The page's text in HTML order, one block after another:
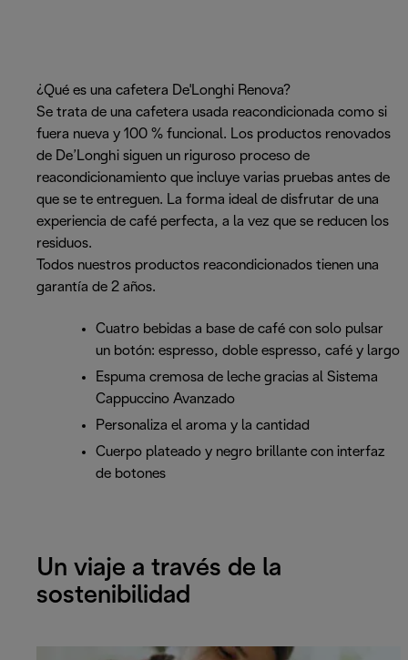
¿Qué es una cafetera De'Longhi Renova?
Se trata de una cafetera usada reacondicionada como si
fuera nueva y 100 % funcional. Los productos renovados
de De’Longhi siguen un riguroso proceso de
reacondicionamiento que incluye varias pruebas antes de
que se te entreguen. La forma ideal de disfrutar de una
experiencia de café perfecta, a la vez que se reducen los
residuos.
Todos nuestros productos reacondicionados tienen una
garantía de 2 años.
Cuatro bebidas a base de café con solo pulsar
un botón: espresso, doble espresso, café y largo
Espuma cremosa de leche gracias al Sistema
Cappuccino Avanzado
Personaliza el aroma y la cantidad
Cuerpo plateado y negro brillante con interfaz
de botones
Un viaje a través de la
sostenibilidad